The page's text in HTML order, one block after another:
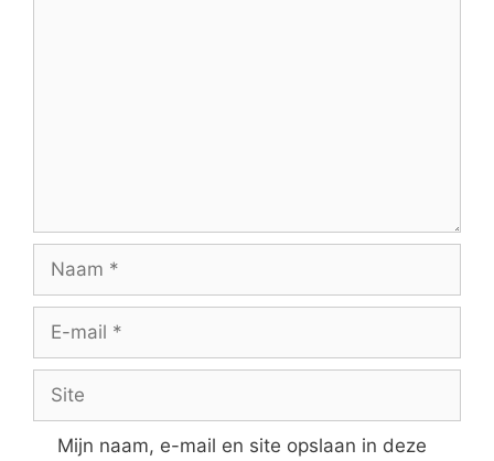
Naam
Site
Mijn naam, e-mail en site opslaan in deze